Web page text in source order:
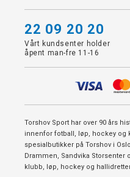
22 09 20 20
Vårt kundsenter holder
åpent man-fre 11-16
Torshov Sport har over 90 års
innenfor fotball, løp, hockey og
spesialbutikker på Torshov i
Drammen, Sandvika
klubb, løp, hockey og